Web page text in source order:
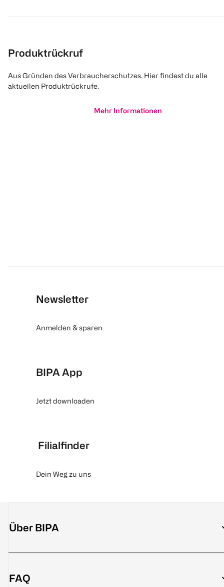
Produktrückruf
Aus Gründen des Verbraucherschutzes. Hier findest du alle
aktuellen Produktrückrufe.
Mehr Informationen
Newsletter
Anmelden & sparen
BIPA App
Jetzt downloaden
Filialfinder
Dein Weg zu uns
Über BIPA
FAQ